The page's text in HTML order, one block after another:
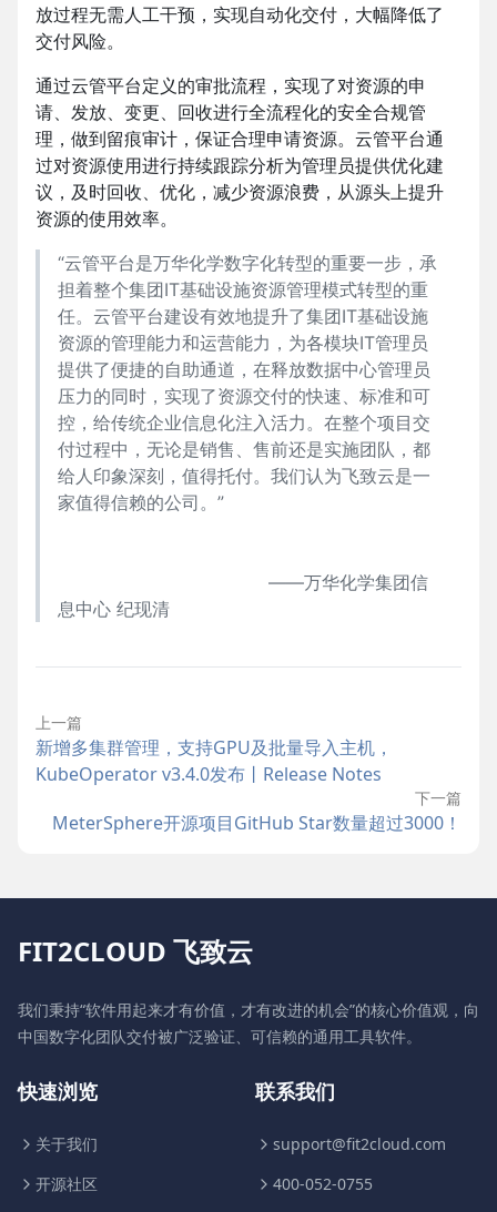
放过程无需人工干预，实现自动化交付，大幅降低了
交付风险。
通过云管平台定义的审批流程，实现了对资源的申
请、发放、变更、回收进行全流程化的安全合规管
理，做到留痕审计，保证合理申请资源。云管平台通
过对资源使用进行持续跟踪分析为管理员提供优化建
议，及时回收、优化，减少资源浪费，从源头上提升
资源的使用效率。
“云管平台是万华化学数字化转型的重要一步，承
担着整个集团IT基础设施资源管理模式转型的重
任。云管平台建设有效地提升了集团IT基础设施
资源的管理能力和运营能力，为各模块IT管理员
提供了便捷的自助通道，在释放数据中心管理员
压力的同时，实现了资源交付的快速、标准和可
控，给传统企业信息化注入活力。在整个项目交
付过程中，无论是销售、售前还是实施团队，都
给人印象深刻，值得托付。我们认为飞致云是一
家值得信赖的公司。”
——万华化学集团信
息中心 纪现清
上一篇
新增多集群管理，支持GPU及批量导入主机，
KubeOperator v3.4.0发布丨Release Notes
下一篇
MeterSphere开源项目GitHub Star数量超过3000！
FIT2CLOUD 飞致云
我们秉持“软件用起来才有价值，才有改进的机会”的核心价值观，向
中国数字化团队交付被广泛验证、可信赖的通用工具软件。
快速浏览
关于我们
开源社区
联系我们
support@fit2cloud.com
400-052-0755